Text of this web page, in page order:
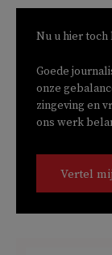
Nu u hier toch
Goede
onze
zingeving en
ons werk
Vertel